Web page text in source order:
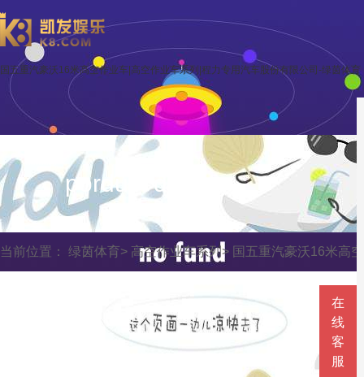
国五重汽豪沃16米高空作业车|高空作业车系列|程力专用汽车股份有限公司-绿茵体育
porduct display
当前位置： 绿茵体育> 高空作业车系列> 国五重汽豪沃16米高
在
线
客
服